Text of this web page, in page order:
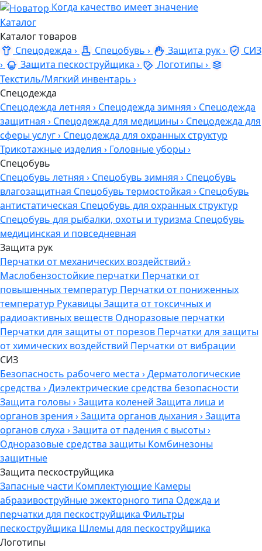
Когда качество имеет значение
Каталог
Каталог товаров
Спецодежда › Спецобувь › Защита рук›
СИЗ
›
Защита пескоструйщика › Логотипы ›
Текстиль/Мягкий инвентарь ›
Спецодежда
Спецодежда летняя › Спецодежда зимняя › Спецодежда
защитная › Спецодежда для медицины › Спецодежда для
сферы услуг› Спецодежда для охранных структур
Трикотажные изделия › Головные уборы ›
Спецобувь
Спецобувь летняя › Спецобувь зимняя › Спецобувь
влагозащитная Спецобувь термостойкая › Спецобувь
антистатическая Спецобувь для охранных структур
Спецобувь для рыбалки, охоты и туризма Спецобувь
медицинская и повседневная
Защита рук
Перчатки от механических воздействий ›
Маслобензостойкие перчатки Перчатки от
повышенных температур Перчатки от пониженных
температур Рукавицы Защита от токсичных и
радиоактивных веществ Одноразовые перчатки
Перчатки для защиты от порезов Перчатки для защиты
от химических воздействий Перчатки от вибрации
СИЗ
Безопасность рабочего места ›Дерматологические
средства ›Диэлектрические средства безопасности
Защита головы ›Защита коленей Защита лица и
органов зрения ›Защита органов дыхания ›Защита
органов слуха ›Защита от падения с высоты ›
Одноразовые средства защиты Комбинезоны
защитные
Защита пескоструйщика
Запасные части Комплектующие Камеры
абразивоструйные эжекторного типа Одежда и
перчатки для пескоструйщика Фильтры
пескоструйщика Шлемы для пескоструйщика
Логотипы